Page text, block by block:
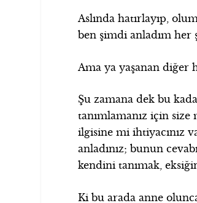
Aslında hatırlayıp,
ben şimdi anladım her
Ama ya yaşanan diğer
Şu zamana dek bu
tanımlamanız için
ilgisine mi ihtiyacınız
anladınız; bunun
kendini tanımak,
Ki bu arada anne